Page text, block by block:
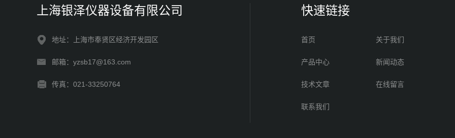
上海银泽仪器设备有限公司
地址：上海市奉贤区经济开发园区
邮箱：yzsb17@163.com
传真：021-33250764
快速链接
首页 关于我们
产品中心 新闻动态
技术文章 在线留言
联系我们